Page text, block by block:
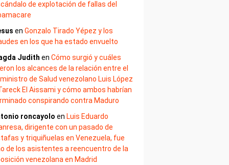
de explotación de fallas del
enGonzalo Tirado Yépez y los
en los que ha estado envuelto
Judith enCómo surgió y cuáles
los alcances de la relación entre el
de Salud venezolano Luis López
El Aissami y cómo ambos habrían
conspirando contra Maduro
roncayolo en Luis Eduardo
dirigente con un pasado de
y triquiñuelas en Venezuela, fue
de los asistentes a reencuentro de la
venezolana en Madrid